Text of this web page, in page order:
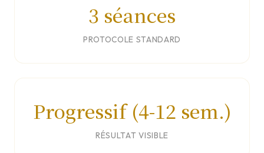
3 séances
PROTOCOLE STANDARD
Progressif (4-12 sem.)
RÉSULTAT VISIBLE